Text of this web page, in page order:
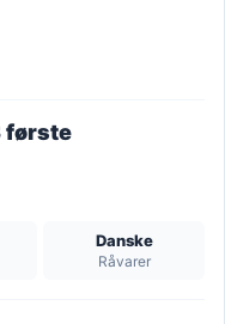
første
Danske
Råvarer